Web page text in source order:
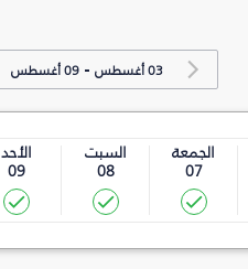
03 أغسطس -09 أغسطس
الجمعة
07
السبت
08
الأحد
09